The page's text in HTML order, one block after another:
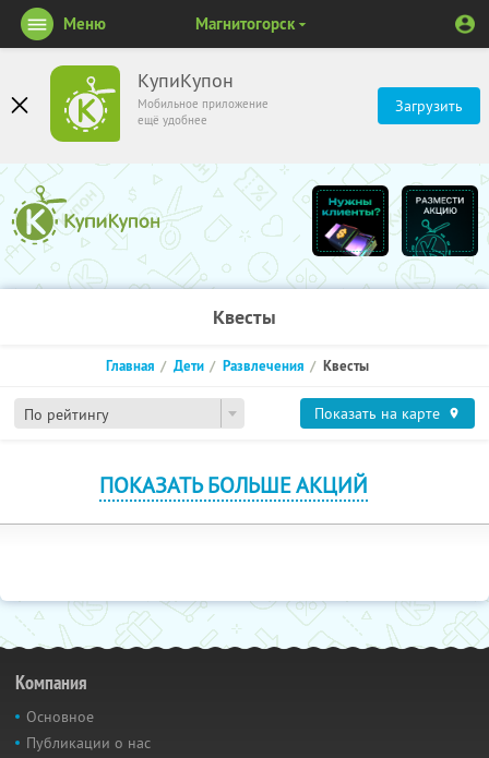
КупиКупон
Мобильное приложение
ещё удобнее
Загрузить
Меню Магнитогорск
Квесты
По рейтингу
Главная Дети Развлечения Квесты
Показать на карте
ПОКАЗАТЬ БОЛЬШЕ АКЦИЙ
Компания
Основное
Публикации о нас